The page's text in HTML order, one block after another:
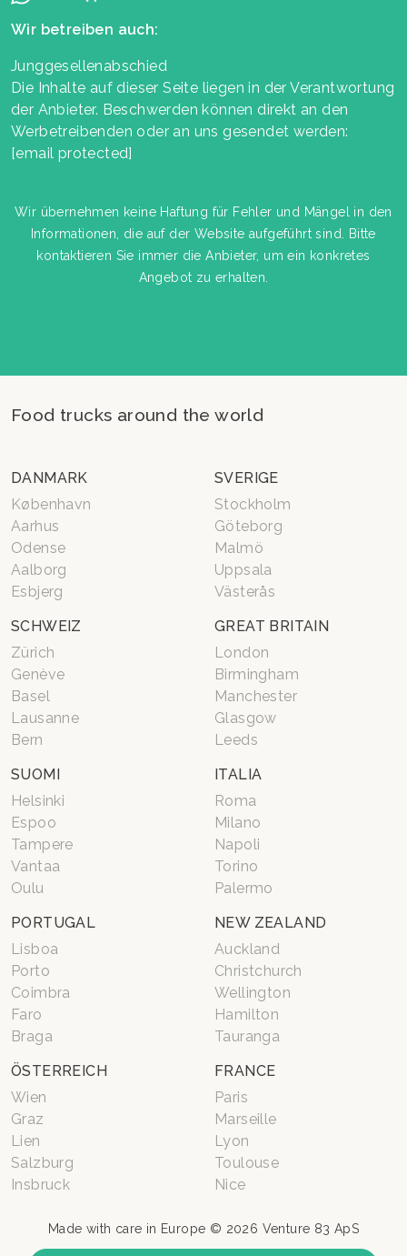
Wir betreiben auch:
Junggesellenabschied
Die Inhalte auf dieser Seite liegen in der Verantwortung
der Anbieter. Beschwerden können direkt an den
Werbetreibenden oder an uns gesendet werden:
[email protected]
Wir übernehmen keine Haftung für Fehler und Mängel in den
Informationen, die auf der Website aufgeführt sind. Bitte
kontaktieren Sie immer die Anbieter, um ein konkretes
Angebot zu erhalten.
Food trucks around the world
DANMARK
København
Aarhus
Odense
Aalborg
Esbjerg
SVERIGE
Stockholm
Göteborg
Malmö
Uppsala
Västerås
SCHWEIZ
Zürich
Genève
Basel
Lausanne
Bern
GREAT BRITAIN
London
Birmingham
Manchester
Glasgow
Leeds
SUOMI
Helsinki
Espoo
Tampere
Vantaa
Oulu
ITALIA
Roma
Milano
Napoli
Torino
Palermo
PORTUGAL
Lisboa
Porto
Coimbra
Faro
Braga
NEW ZEALAND
Auckland
Christchurch
Wellington
Hamilton
Tauranga
ÖSTERREICH
Wien
Graz
Lien
Salzburg
Insbruck
FRANCE
Paris
Marseille
Lyon
Toulouse
Nice
Made with care in Europe © 2026 Venture 83 ApS